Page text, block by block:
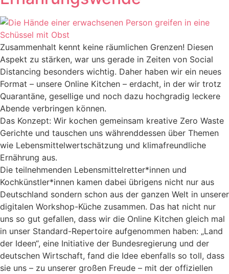
Zusammenhalt kennt keine räumlichen Grenzen! Diesen
Aspekt zu stärken, war uns gerade in Zeiten von Social
Distancing besonders wichtig. Daher haben wir ein neues
Format – unsere Online Kitchen – erdacht, in der wir trotz
Quarantäne, gesellige und noch dazu hochgradig leckere
Abende verbringen können.
Das Konzept: Wir kochen gemeinsam kreative Zero Waste
Gerichte und tauschen uns währenddessen über Themen
wie Lebensmittelwertschätzung und klimafreundliche
Ernährung aus.
Die teilnehmenden Lebensmittelretter*innen und
Kochkünstler*innen kamen dabei übrigens nicht nur aus
Deutschland sondern schon aus der ganzen Welt in unserer
digitalen Workshop-Küche zusammen. Das hat nicht nur
uns so gut gefallen, dass wir die Online Kitchen gleich mal
in unser Standard-Repertoire aufgenommen haben: „Land
der Ideen“, eine Initiative der Bundesregierung und der
deutschen Wirtschaft, fand die Idee ebenfalls so toll, dass
sie uns – zu unserer großen Freude – mit der offiziellen